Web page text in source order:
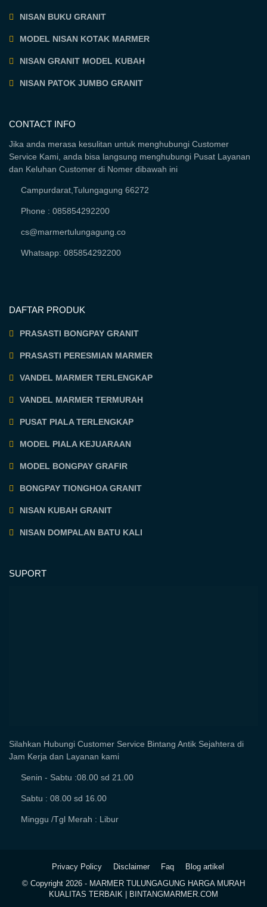
NISAN BUKU GRANIT
MODEL NISAN KOTAK MARMER
NISAN GRANIT MODEL KUBAH
NISAN PATOK JUMBO GRANIT
CONTACT INFO
Jika anda merasa kesulitan untuk menghubungi Customer
Service Kami, anda bisa langsung menghubungi Pusat Layanan
dan Keluhan Customer di Nomer dibawah ini
Campurdarat,Tulungagung 66272
Phone : 085854292200
cs@marmertulungagung.co
Whatsapp: 085854292200
DAFTAR PRODUK
PRASASTI BONGPAY GRANIT
PRASASTI PERESMIAN MARMER
VANDEL MARMER TERLENGKAP
VANDEL MARMER TERMURAH
PUSAT PIALA TERLENGKAP
MODEL PIALA KEJUARAAN
MODEL BONGPAY GRAFIR
BONGPAY TIONGHOA GRANIT
NISAN KUBAH GRANIT
NISAN DOMPALAN BATU KALI
SUPORT
Silahkan Hubungi Customer Service Bintang Antik Sejahtera di
Jam Kerja dan Layanan kami
Senin - Sabtu :08.00 sd 21.00
Sabtu : 08.00 sd 16.00
Minggu /Tgl Merah : Libur
Privacy Policy Disclaimer Faq
Blog artikel
© Copyright 2026 - MARMER TULUNGAGUNG HARGA MURAH
KUALITAS TERBAIK | BINTANGMARMER.COM